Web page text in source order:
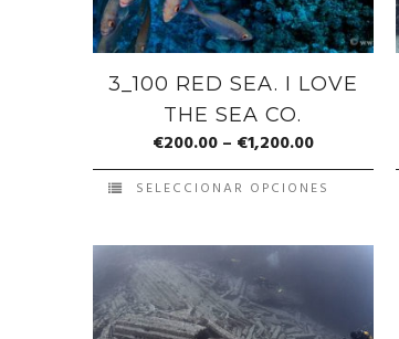
3_100 RED SEA. I LOVE
THE SEA CO.
€200.00– €1,200.00
SELECCIONAR OPCIONES